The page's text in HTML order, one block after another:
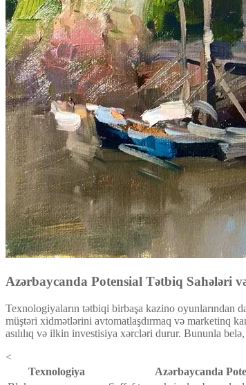
Azərbaycanda Potensial Tətbiq Sahələri
Texnologiyaların tətbiqi birbaşa kazino oyunlarından
müştəri xidmətlərini avtomatlaşdırmaq və marketinq
asılılıq və ilkin investisiya xərcləri durur. Bununla
<
Texnologiya
Azərbaycanda